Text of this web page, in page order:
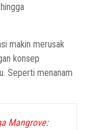
makin merusak
konsep
Seperti menanam
Mangrove: